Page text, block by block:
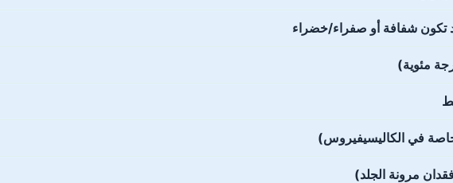
تكون شفافة أو صفراء/خضراء
في الكاليسيفيروس)
مرونة الجلد)